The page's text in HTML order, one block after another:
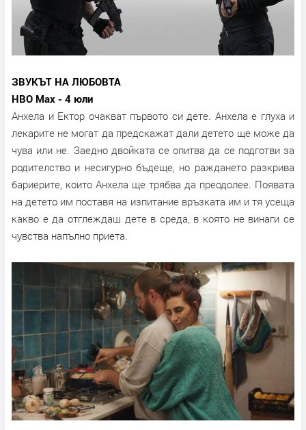
ЗВУКЪТ НА ЛЮБОВТА
HBO Max - 4 юли
Анхела и Ектор очакват първото си дете. Анхела е глуха и
лекарите не могат да предскажат дали детето ще може да
чува или не. Заедно двойката се опитва да се подготви за
родителство и несигурно бъдеще, но раждането разкрива
бариерите, които Анхела ще трябва да преодолее. Появата
на детето им поставя на изпитание връзката им и тя усеща
какво е да отглеждаш дете в среда, в която не винаги се
чувства напълно приета.